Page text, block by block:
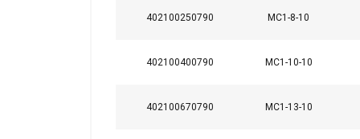
402100250790 MC1-8-10
402100400790 MC1-10-10
402100670790 MC1-13-10
Šajā
kopīgojam
kuri to var